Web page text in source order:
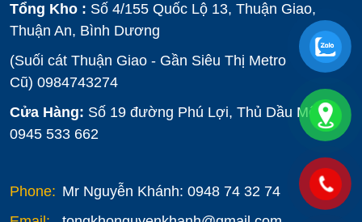
Tổng Kho : Số 4/155 Quốc Lộ 13, Thuận Giao,
Thuận An, Bình Dương
(Suối cát Thuận Giao - Gần Siêu Thị Metro
Cũ) 0984743274
Cửa Hàng: Số 19 đường Phú Lợi, Thủ Dầu Một :
0945 533 662
Phone: Mr Nguyễn Khánh: 0948 74 32 74